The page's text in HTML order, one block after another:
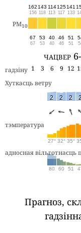
162
156
143
118
114
113
125
117
141
133
PM10
67
67
53
53
40
40
46
46
51
51
чацвер
гадзіну 1 3 6 9 12
Хуткасць ветру
2 2 2
тэмпература
27° 32° 35°
адносная вільготнасць
80 60 51
Прагноз,